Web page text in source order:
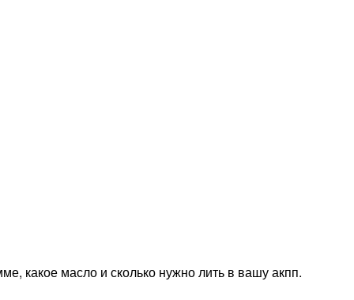
какое масло и сколько нужно лить в вашу акпп.